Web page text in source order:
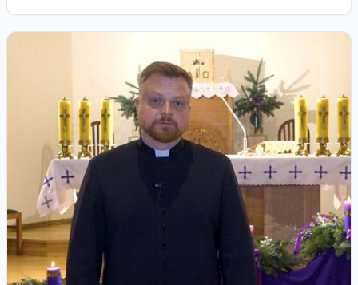
предусмотрено проектом постановления
администрации Паневежского ...